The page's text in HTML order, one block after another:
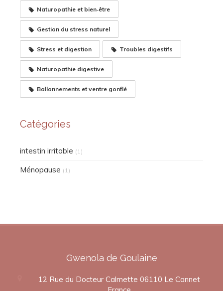
Naturopathie et bien‑être
Gestion du stress naturel
Stress et digestion Troubles digestifs
Naturopathie digestive
Ballonnements et ventre gonflé
Catégories
intestin irritable (1)
Ménopause (1)
Gwenola de Goulaine
12 Rue du Docteur Calmette 06110 Le Cannet